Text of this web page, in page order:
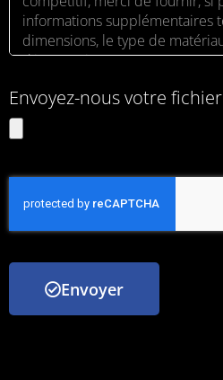
Envoyez-nous votre fichier
Envoyer